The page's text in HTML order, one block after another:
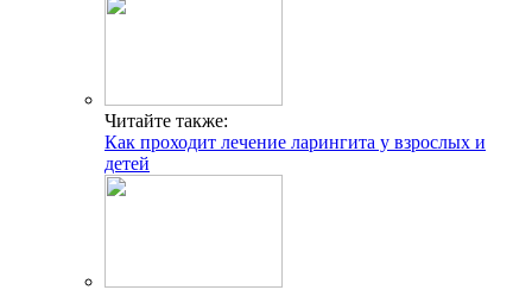
Читайте также:
Как проходит лечение ларингита у взрослых и
детей